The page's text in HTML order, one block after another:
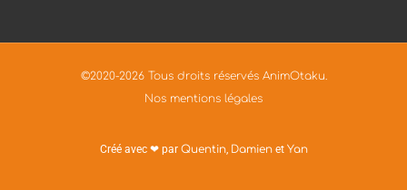
©2020-2026 Tous droits réservés AnimOtaku.
Nos mentions légales
Créé avec ❤ par Quentin, Damienet Yan